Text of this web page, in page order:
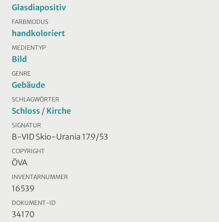
Glasdiapositiv
FARBMODUS
handkoloriert
MEDIENTYP
Bild
GENRE
Gebäude
SCHLAGWÖRTER
Schloss / Kirche
SIGNATUR
B-VID Skio-Urania 179/53
COPYRIGHT
ÖVA
INVENTARNUMMER
16539
DOKUMENT-ID
34170